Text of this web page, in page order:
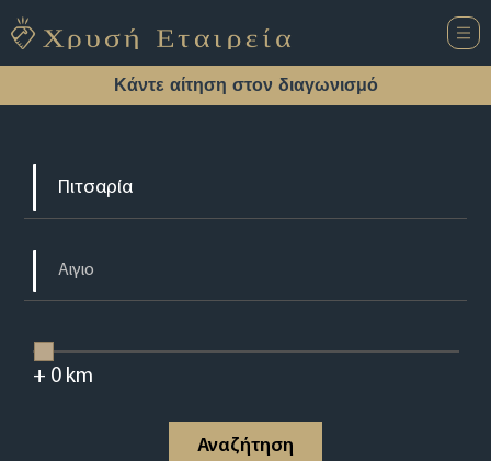
Κάντε αίτηση στον διαγωνισμό
+ 0km
Αναζήτηση